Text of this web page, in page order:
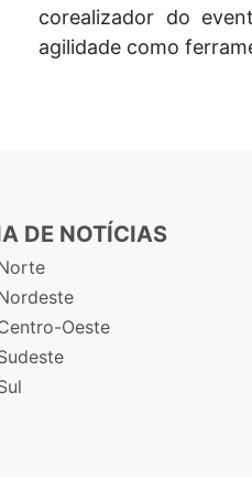
corealizador do
agilidade como
DE NOTÍCIAS
Oeste